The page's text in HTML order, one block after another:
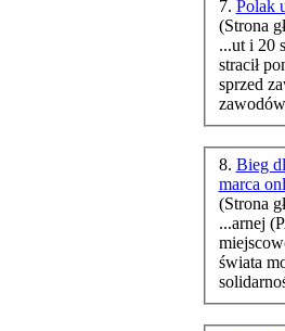
7. Polak
(Strona
...ut i 20
stracił
sprzed zawodów.
8. Bieg
marca
(Strona
...arnej
świata